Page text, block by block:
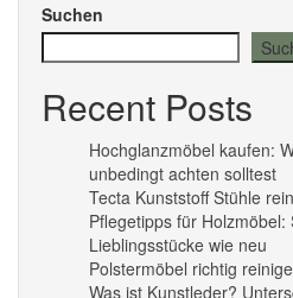
Suchen
Recent Posts
Hochglanzmöbel kaufen:
unbedingt achten solltest
Tecta Kunststoff Stühle
Pflegetipps für
Lieblingsstücke wie neu​
Polstermöbel richtig
Was ist Kunstleder?